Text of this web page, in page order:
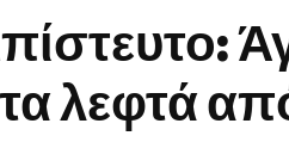
λεφτά